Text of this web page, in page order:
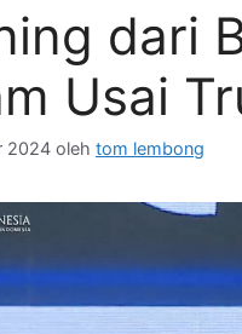
dari
Usai
2024 oleh tom lembong